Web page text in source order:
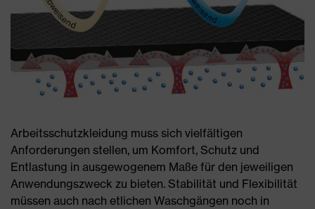
Arbeitsschutzkleidung muss sich vielfältigen
Anforderungen stellen, um Komfort, Schutz und
Entlastung in ausgewogenem Maße für den jeweiligen
Anwendungszweck zu bieten. Stabilität und Flexibilität
müssen auch nach etlichen Waschgängen noch in